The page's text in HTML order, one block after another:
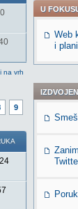
na vrh
9
U
Web
i